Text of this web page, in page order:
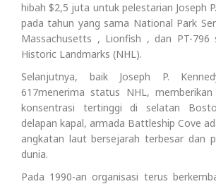
hibah $2,5 juta untuk pelestarian Joseph
pada tahun yang sama National Park
Massachusetts , Lionfish , dan PT-796
Historic Landmarks (NHL).
Selanjutnya, baik Joseph P.
617menerima status NHL,
konsentrasi tertinggi di selatan
delapan kapal, armada Battleship Cove
angkatan laut bersejarah terbesar dan
dunia.
Pada 1990-an organisasi terus